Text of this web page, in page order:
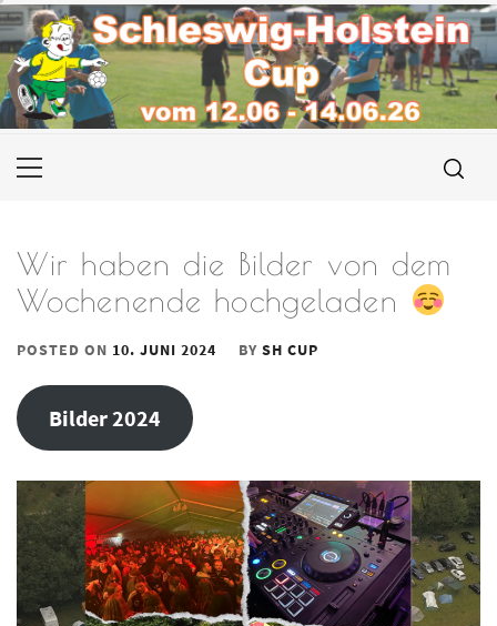
Skip
to
content
Primary
Wir haben die Bilder von dem
Wochenende hochgeladen
POSTED ON 10. JUNI 2024 BY SH CUP
Bilder 2024